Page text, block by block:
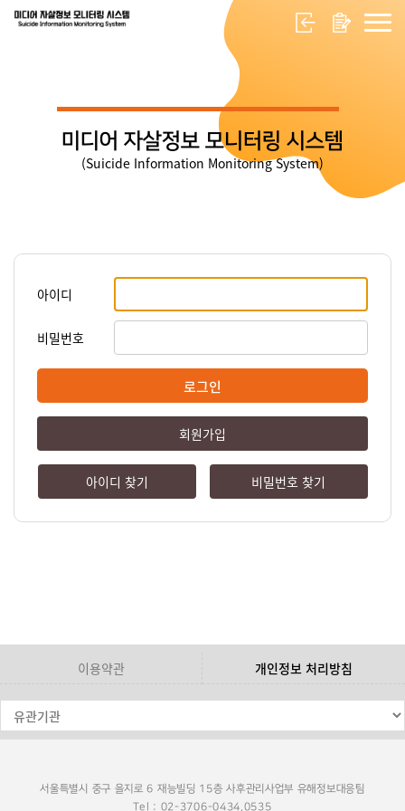
미디어 자살정보 모니터링 시스템
(Suicide Information Monitoring System)
아이디
비밀번호
로그인
회원가입
아이디 찾기 비밀번호 찾기
이용약관 개인정보 처리방침
서울특별시 중구 을지로 6 재능빌딩 15층 사후관리사업부 유해정보대응팀
Tel : 02-3706-0434,0535